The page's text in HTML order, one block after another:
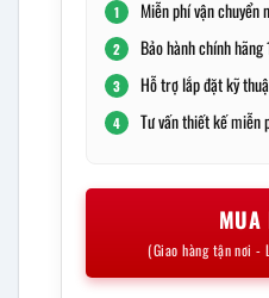
1 Miễn phí vận chuyển
2 Bảo hành chính hãng
3 Hỗ trợ lắp đặt kỹ
4 Tư vấn thiết kế miễn
MUA
(Giao hàng tận nơi -